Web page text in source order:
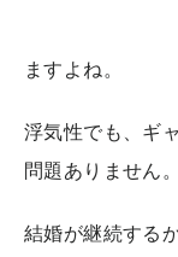
ますよね。
浮気性でも、ギ
問題ありません。
結婚が継続する